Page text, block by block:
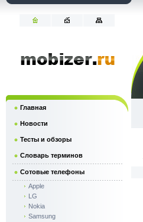
Главная
Новости
Тесты и обзоры
Словарь терминов
Сотовые телефоны
Apple
LG
Nokia
Samsung